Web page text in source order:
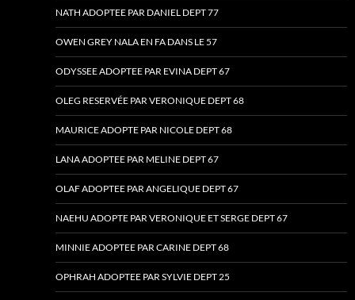
NATH ADOPTEE PAR DANIEL DEPT 77
OWEN GREY NALA EN FA DANS LE 57
ODYSSEE ADOPTEE PAR EVINA DEPT 67
OLEG RESERVÉE PAR VERONIQUE DEPT 68
MAURICE ADOPTE PAR NICOLE DEPT 68
LANA ADOPTEE PAR MELINE DEPT 67
OLAF ADOPTEE PAR ANGELIQUE DEPT 67
NAEHU ADOPTE PAR VERONIQUE ET SERGE DEPT 67
MINNIE ADOPTEE PAR CARINE DEPT 68
OPHRAH ADOPTEE PAR SYLVIE DEPT 25